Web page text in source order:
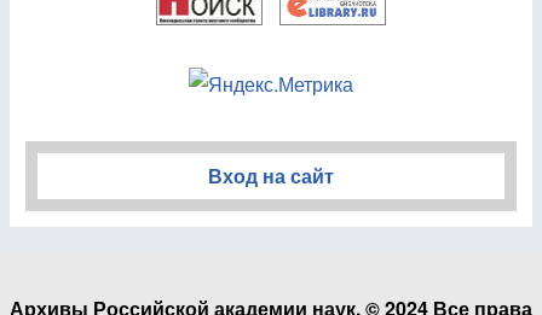
Вход на сайт
Архивы Российской академии наук. © 2024 Все права